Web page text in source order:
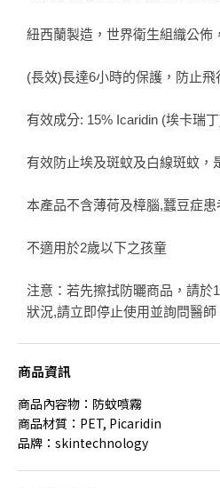
紐西蘭製造，世界衛生組織公佈
(長效)長達6小時的保護，防止
有效成分: 15% Icaridin (埃卡瑞
有效防止埃及斑蚊及白線斑蚊，
本產品不含薄荷及樟腦,蠶豆症患
不適用於2歲以下之孩童
注意：若先擦拭防曬商品，請於
狀況,請立即停止使用並詢問醫師
商品資訊
商品內容物：防蚊噴霧
商品材質：PET, Picaridin
品牌：skintechnology